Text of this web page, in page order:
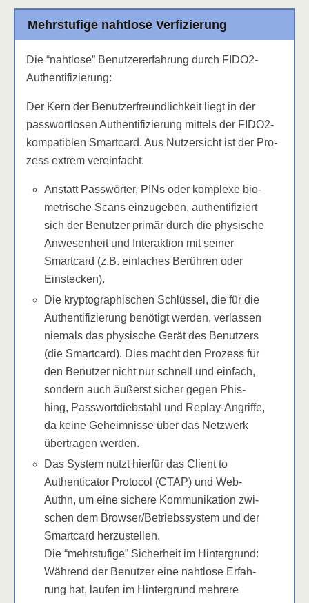
Mehr­stu­fi­ge naht­lo­se Verfizierung
Die “naht­lo­se” Benut­zer­er­fah­rung durch FIDO2-
Authentifizierung:
Der Kern der Benut­zer­freund­lich­keit liegt in der
pass­wort­lo­sen Authen­ti­fi­zie­rung mit­tels der FIDO2-
kom­pa­ti­blen Smart­card. Aus Nut­zer­sicht ist der Pro­
zess extrem vereinfacht:
Anstatt Pass­wör­ter, PINs oder kom­ple­xe bio­
me­tri­sche Scans ein­zu­ge­ben, authen­ti­fi­ziert
sich der Benut­zer pri­mär durch die phy­si­sche
Anwe­sen­heit und Inter­ak­ti­on mit sei­ner
Smart­card (z.B. ein­fa­ches Berüh­ren oder
Einstecken).
Die kryp­to­gra­phi­schen Schlüs­sel, die für die
Authen­ti­fi­zie­rung benö­tigt wer­den, ver­las­sen
nie­mals das phy­si­sche Gerät des Benut­zers
(die Smart­card). Dies macht den Pro­zess für
den Benut­zer nicht nur schnell und ein­fach,
son­dern auch äußerst sicher gegen Phis­
hing, Pass­wort­dieb­stahl und Replay-Angrif­fe,
da kei­ne Geheim­nis­se über das Netz­werk
über­tra­gen werden.
Das Sys­tem nutzt hier­für das Cli­ent to
Authen­ti­ca­tor Pro­to­col (CTAP) und Web­
Authn, um eine siche­re Kom­mu­ni­ka­ti­on zwi­
schen dem Browser/​Betriebssystem und der
Smart­card herzustellen.
Die “mehr­stu­fi­ge” Sicher­heit im Hin­ter­grund:
Wäh­rend der Benut­zer eine naht­lo­se Erfah­
rung hat, lau­fen im Hin­ter­grund meh­re­re